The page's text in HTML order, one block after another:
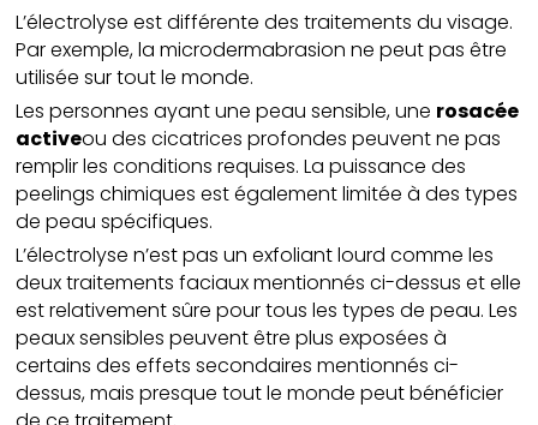
L’électrolyse est différente des traitements du visage.
Par exemple, la microdermabrasion ne peut pas être
utilisée sur tout le monde.
Les personnes ayant une peau sensible, une rosacée
activeou des cicatrices profondes peuvent ne pas
remplir les conditions requises. La puissance des
peelings chimiques est également limitée à des types
de peau spécifiques.
L’électrolyse n’est pas un exfoliant lourd comme les
deux traitements faciaux mentionnés ci-dessus et elle
est relativement sûre pour tous les types de peau. Les
peaux sensibles peuvent être plus exposées à
certains des effets secondaires mentionnés ci-
dessus, mais presque tout le monde peut bénéficier